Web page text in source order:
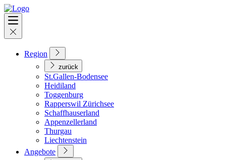
Region
zurück
St.Gallen-Bodensee
Heidiland
Toggenburg
Rapperswil Zürichsee
Schaffhauserland
Appenzellerland
Thurgau
Liechtenstein
Angebote